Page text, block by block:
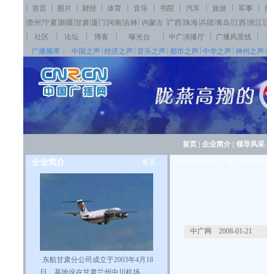
首页 图片 财经 体育 音乐 书院 汽车 旅游 军事
贵州 宁夏 新疆 甘肃 厦门 河南 吉林 内蒙古 广西 珠海 兵团 青岛 江西 浙江
社区 论坛 博客 曝光台 中广演播厅 广播风景线
广播频率：
中国之声 经济之声 音乐之声 都市之声 中华之声 神州之声
首页| 企业简介| 领导风采
企业简介 更多...
·东航甘肃分公司成立于2003年4月18
日，基地设在甘肃兰州中川机场。
中广网 2008-01-21